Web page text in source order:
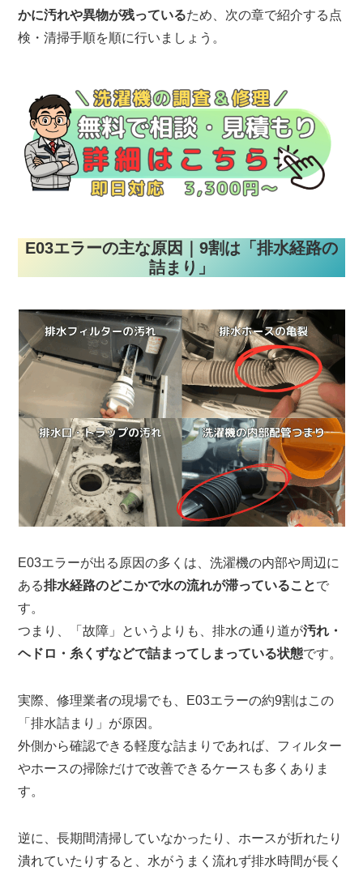
かに汚れや異物が残っているため、次の章で紹介する点
検・清掃手順を順に行いましょう。
E03エラーの主な原因｜9割は「排水経路の
詰まり」
E03エラーが出る原因の多くは、洗濯機の内部や周辺に
ある排水経路のどこかで水の流れが滞っていることで
す。
つまり、「故障」というよりも、排水の通り道が汚れ・
ヘドロ・糸くずなどで詰まってしまっている状態です。
実際、修理業者の現場でも、E03エラーの約9割はこの
「排水詰まり」が原因。
外側から確認できる軽度な詰まりであれば、フィルター
やホースの掃除だけで改善できるケースも多くありま
す。
逆に、長期間清掃していなかったり、ホースが折れたり
潰れていたりすると、水がうまく流れず排水時間が長く